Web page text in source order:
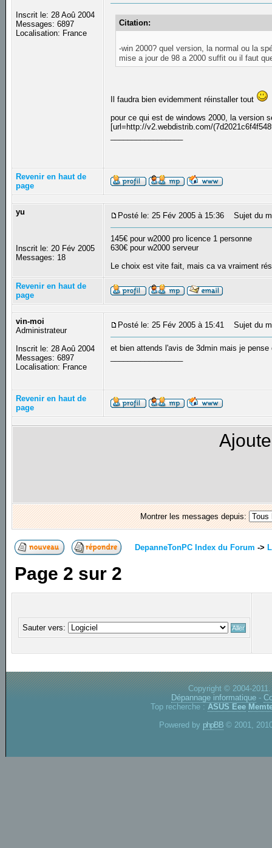
Inscrit le: 28 Aoû 2004
Messages: 6897
Localisation: France
Citation:
-win 2000? quel version, la normal ou la
mise a jour de 98 a 2000 suffit ou il faut
Il faudra bien evidemment réinstaller tout
pour ce qui est de windows 2000, la version
[url=http://v2.webdistrib.com/
Revenir en haut de
page
yu
Inscrit le: 20 Fév 2005
Messages: 18
Posté le: 25 Fév 2005 à 15:36 Sujet du
145€ pour w2000 pro licence 1 personne
630€ pour w2000 serveur
Le choix est vite fait, mais ca va vraiment
Revenir en haut de
page
vin-moi
Administrateur
Inscrit le: 28 Aoû 2004
Messages: 6897
Localisation: France
Posté le: 25 Fév 2005 à 15:41 Sujet du
et bien attends l'avis de 3dmin mais je
Revenir en haut de
page
Montrer les messages depuis:
DepanneTonPC Index du Forum ->
Page 2 sur 2
Sauter vers:
Copyright © 2004-
Dépannage informatique -
Top recherche : ASUS Eee
Powered by phpBB © 2001,